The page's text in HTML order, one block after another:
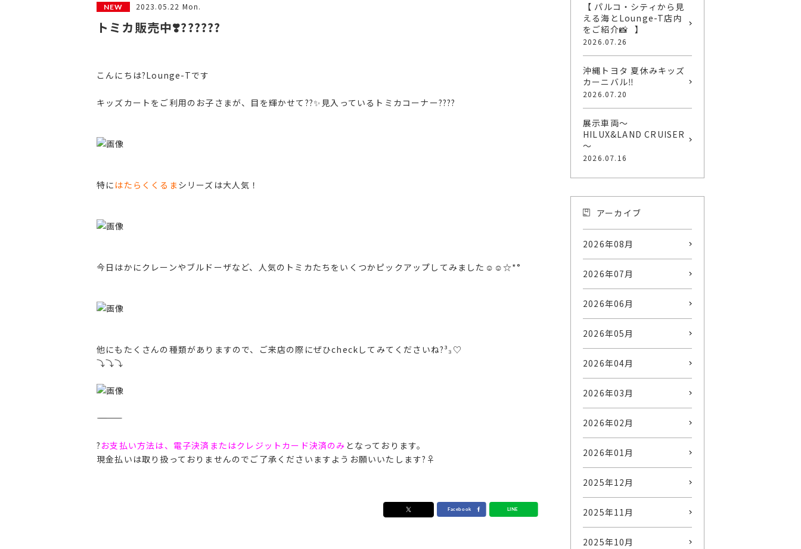
2023.05.22 Mon.
トミカ販売中❣️????‪??
こんにちは?Lounge-Tです
キッズカートをご利用のお子さまが、目を輝かせて??✨見入っているトミカコーナー????
特に はたらくくるま シリーズは大人気！
今日はかにクレーンやブルドーザなど、人気のトミカたちをいくつかピックアップしてみました☺︎☺︎☆*°
他にもたくさんの種類がありますので、ご来店の際にぜひcheckしてみてくださいね?³₃♡
⤵︎⤵︎⤵︎
――――――――――
? お支払い方法は、電子決済またはクレジットカード決済のみ となっております。
現金払いは取り扱っておりませんのでご了承くださいますようお願いいたします?‍♀️
【 パルコ・シティから見
える海とLounge-T店内
をご紹介📸⠀】
2026.07.26
沖縄トヨタ 夏休みキッズ
カーニバル‼️
2026.07.20
展示車両～
HILUX&LAND CRUISER
～
2026.07.16
アーカイブ
2026年08月
2026年07月
2026年06月
2026年05月
2026年04月
2026年03月
2026年02月
2026年01月
2025年12月
2025年11月
2025年10月